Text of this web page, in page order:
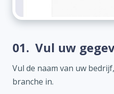
01. Vul uw
Vul de naam van uw
branche in.